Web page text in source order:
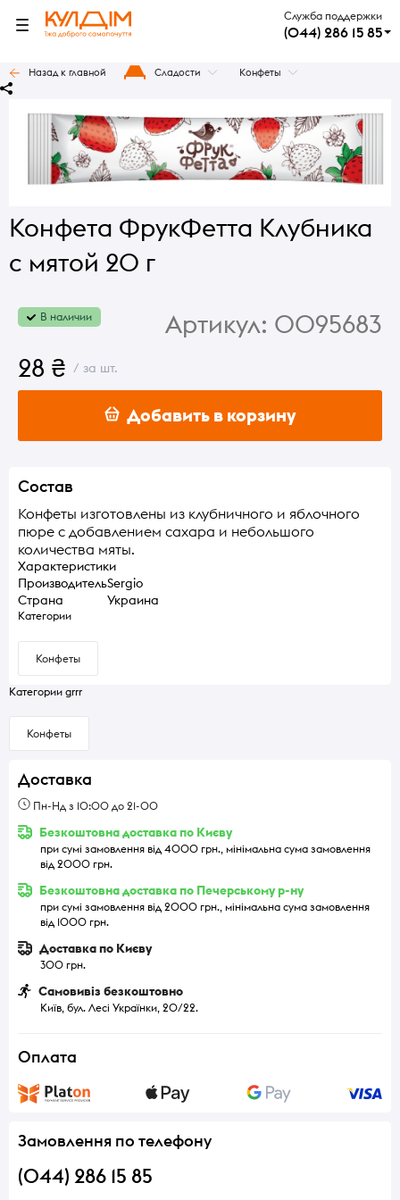
Служба поддержки
(044) 286 15 85
Назад к главной Сладости Конфеты
Конфета ФрукФетта Клубника
с мятой 20 г
В наличии Артикул: 0095683
28 ₴ / за шт.
Добавить в корзину
Состав
Конфеты изготовлены из клубничного и яблочного
пюре с добавлением сахара и небольшого
количества мяты.
Характеристики
ПроизводительSergio
Страна
Украина
Категории
Конфеты
Категории grrr
Конфеты
Доставка
Пн-Нд з 10:00 до 21-00
Безкоштовна доставка по Києву
при сумі замовлення від 4000 грн., мінімальна сума замовлення
від 2000 грн.
Безкоштовна доставка по Печерському р-ну
при сумі замовлення від 2000 грн., мінімальна сума замовлення
від 1000 грн.
Доставка по Києву
300 грн.
Самовивіз безкоштовно
Київ, бул. Лесі Українки, 20/22.
Оплата
Замовлення по телефону
(044) 286 15 85